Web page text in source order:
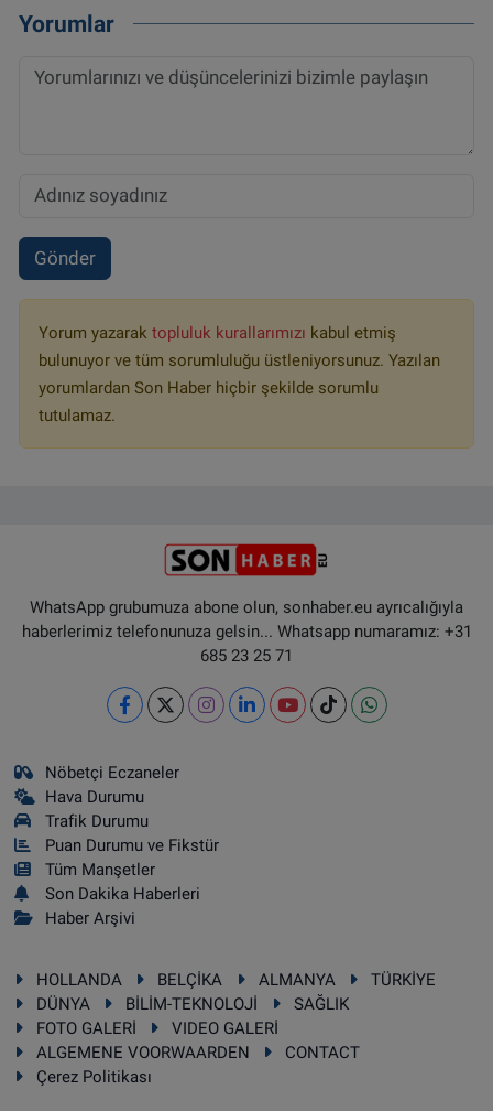
Yorumlar
Gönder
Yorum yazarak topluluk kurallarımızı kabul etmiş
bulunuyor ve tüm sorumluluğu üstleniyorsunuz. Yazılan
yorumlardan Son Haber hiçbir şekilde sorumlu
tutulamaz.
WhatsApp grubumuza abone olun, sonhaber.eu ayrıcalığıyla
haberlerimiz telefonunuza gelsin... Whatsapp numaramız: +31
685 23 25 71
Nöbetçi Eczaneler
Hava Durumu
Trafik Durumu
Puan Durumu ve Fikstür
Tüm Manşetler
Son Dakika Haberleri
Haber Arşivi
HOLLANDA BELÇİKA ALMANYA
TÜRKİYE
DÜNYA
BİLİM-TEKNOLOJİ
SAĞLIK
FOTO GALERİ
VIDEO GALERİ
ALGEMENE VOORWAARDEN
CONTACT
Çerez Politikası